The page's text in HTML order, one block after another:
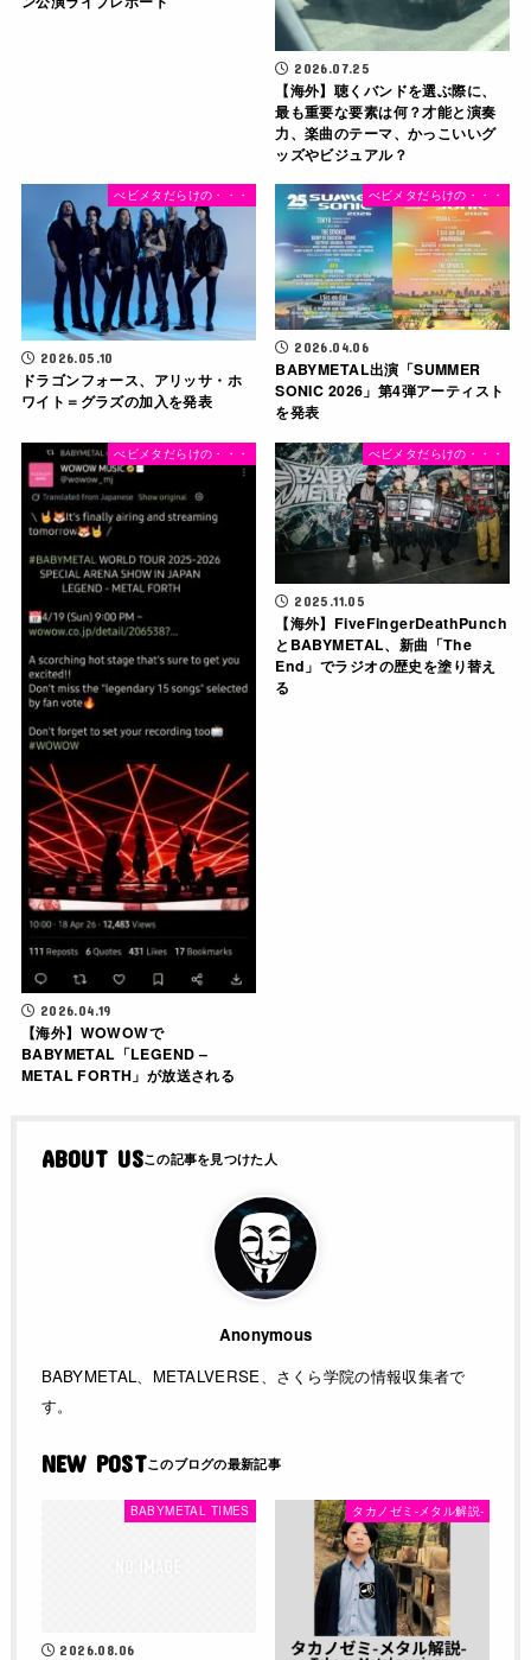
2026.07.25
【海外】聴くバンドを選ぶ際に、
最も重要な要素は何？才能と演奏
力、楽曲のテーマ、かっこいいグ
ッズやビジュアル？
べビメタだらけの・・・
2026.05.10
ドラゴンフォース、アリッサ・ホ
ワイト＝グラズの加入を発表
べビメタだらけの・・・
2026.04.06
BABYMETAL出演「SUMMER
SONIC 2026」第4弾アーティスト
を発表
べビメタだらけの・・・
2026.04.19
【海外】WOWOWで
BABYMETAL「LEGEND –
METAL FORTH」が放送される
べビメタだらけの・・・
2025.11.05
【海外】FiveFingerDeathPunch
とBABYMETAL、新曲「The
End」でラジオの歴史を塗り替え
る
ABOUT US
Anonymous
BABYMETAL、METALVERSE、さくら学院の情報収集者で
す。
NEW POST
BABYMETAL TIMES
2026.08.06
タカノゼミ-メタル解説-